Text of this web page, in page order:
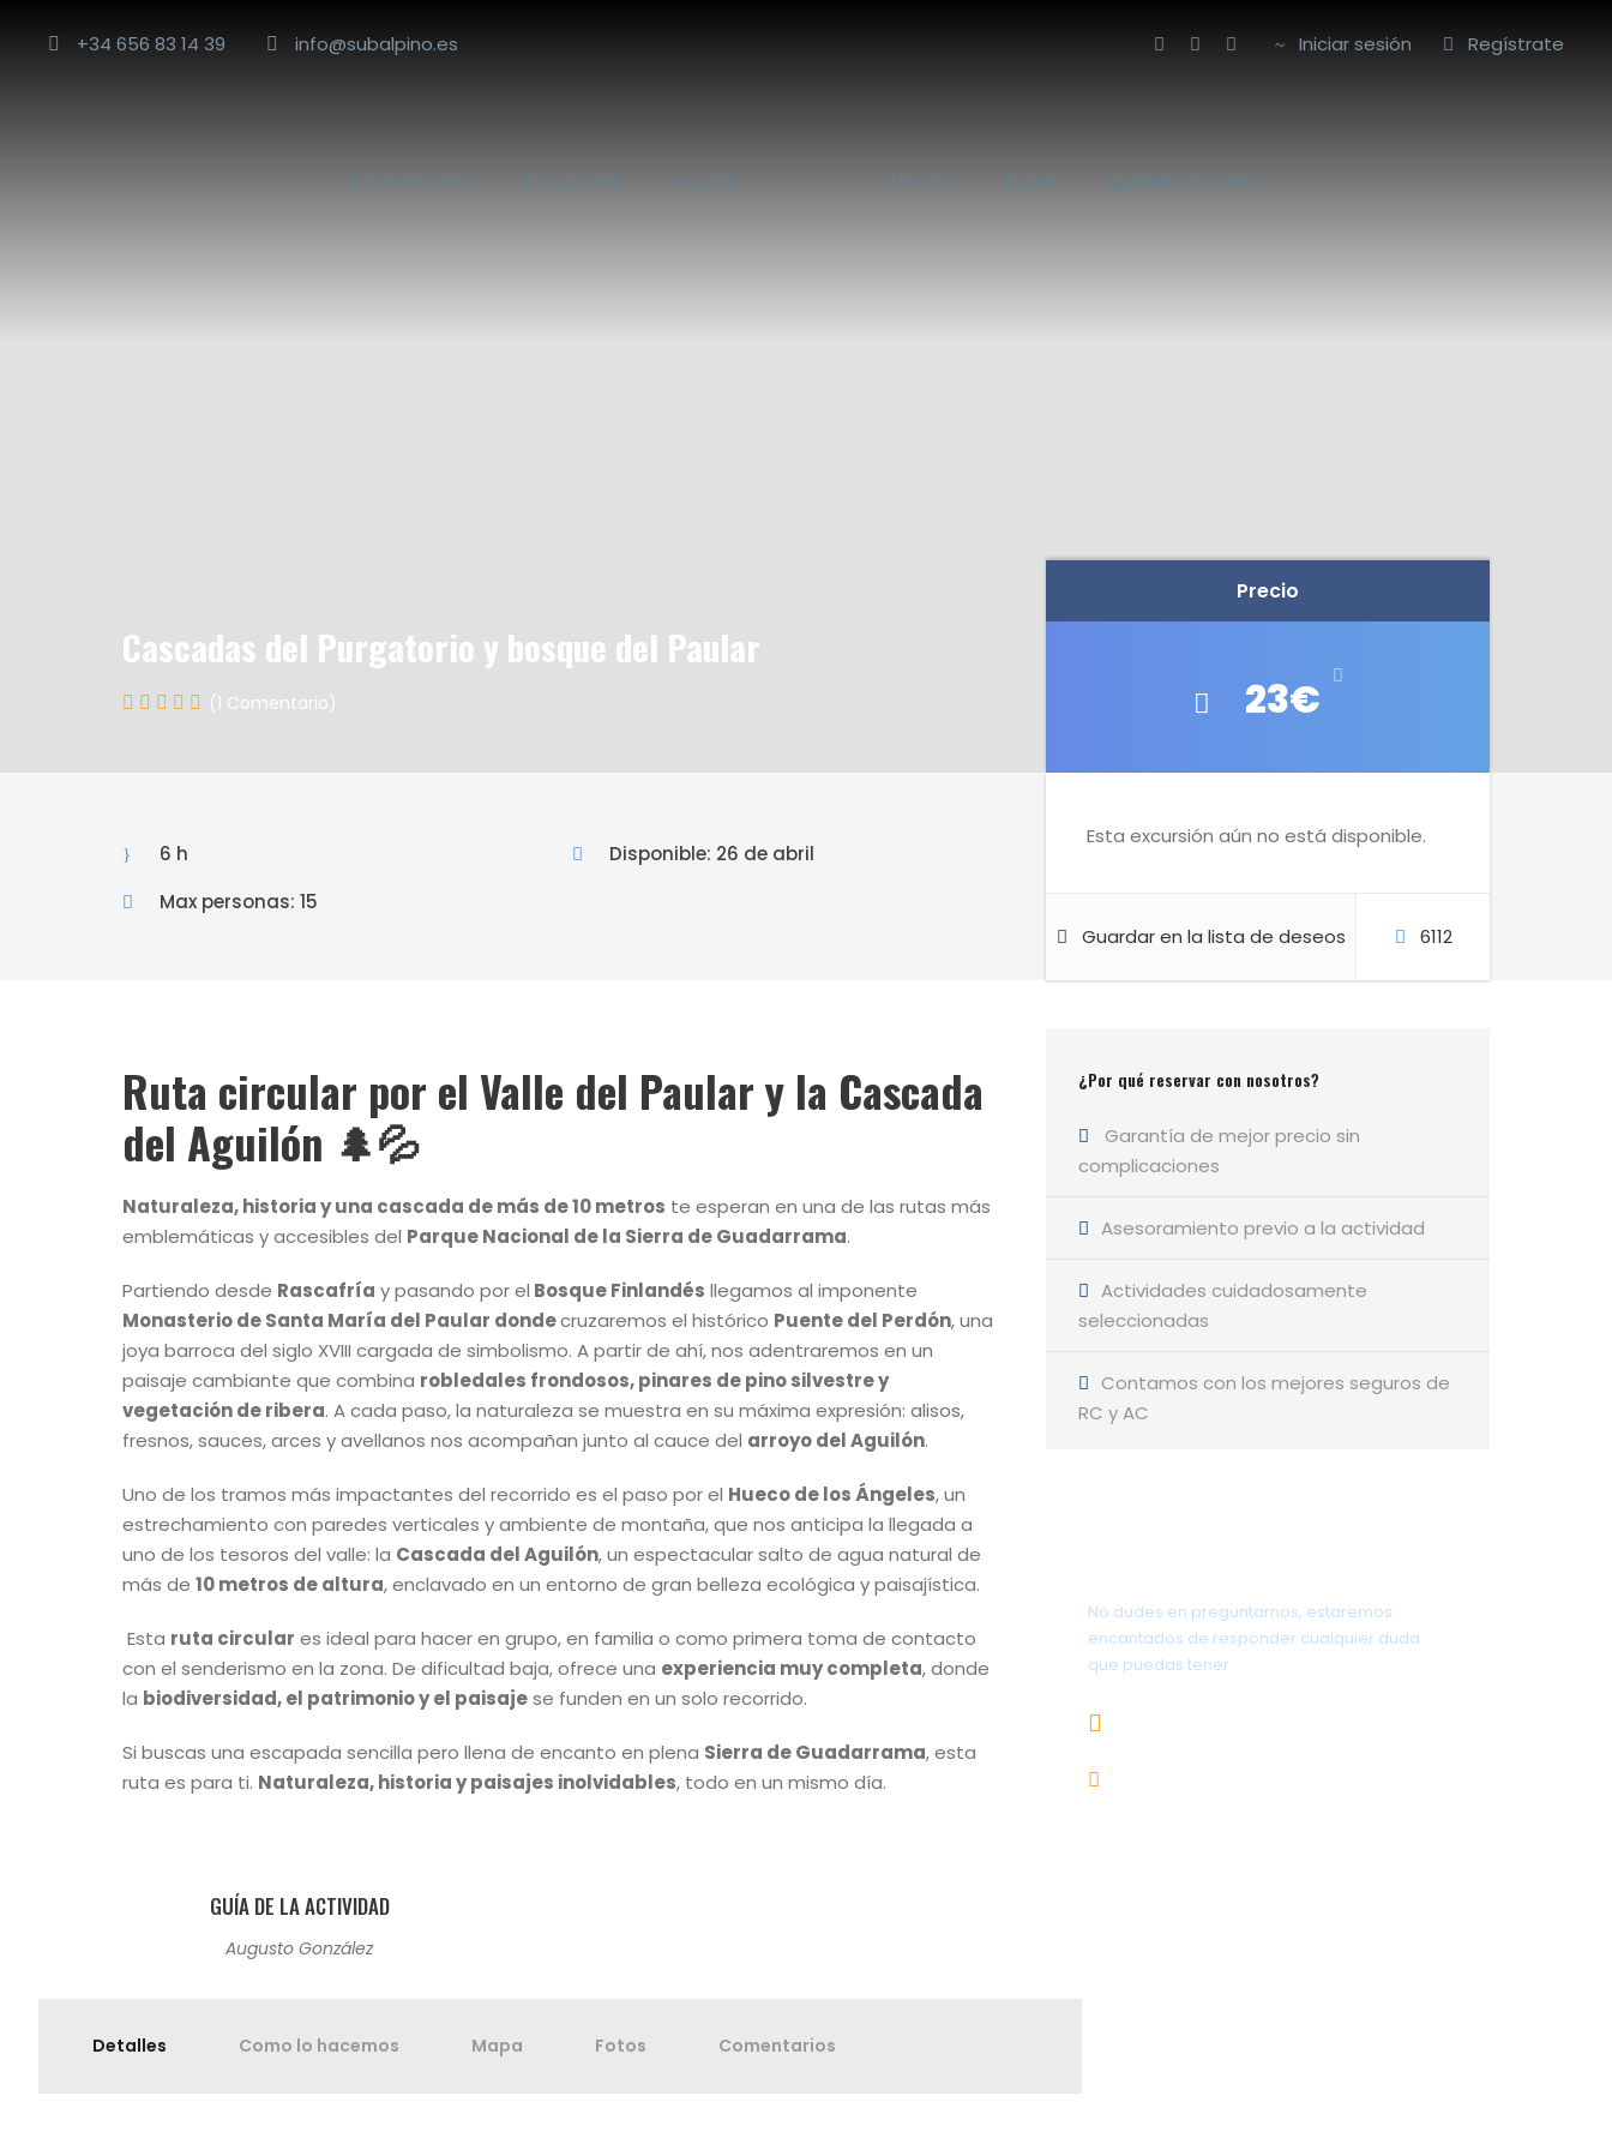
+34 656 83 14 39 info@subalpino.es Iniciar sesión Regístrate
Cascadas del Purgatorio y bosque del Paular
(1 Comentario)
Precio
23€
Esta excursión aún no está disponible.
Guardar en la lista de deseos 6112
¿Por qué reservar con nosotros?
Garantía de mejor precio sin
complicaciones
Asesoramiento previo a la actividad
Actividades cuidadosamente
seleccionadas
Contamos con los mejores seguros de
RC y AC
No dudes en preguntarnos, estaremos
encantados de responder cualquier duda
que puedas tener
6 h
Disponible: 26 de abril
Max personas: 15
Ruta circular por el Valle del Paular y la Cascada
del Aguilón 🌲💦
Naturaleza, historia y una cascada de más de 10 metros te esperan en una de las rutas más
emblemáticas y accesibles del Parque Nacional de la Sierra de Guadarrama.
Partiendo desde Rascafría y pasando por el Bosque Finlandés llegamos al imponente
Monasterio de Santa María del Paular dondecruzaremos el histórico Puente del Perdón, una
joya barroca del siglo XVIII cargada de simbolismo. A partir de ahí, nos adentraremos en un
paisaje cambiante que combina robledales frondosos, pinares de pino silvestre y
vegetación de ribera. A cada paso, la naturaleza se muestra en su máxima expresión: alisos,
fresnos, sauces, arces y avellanos nos acompañan junto al cauce del arroyo del Aguilón.
Uno de los tramos más impactantes del recorrido es el paso por el Hueco de los Ángeles, un
estrechamiento con paredes verticales y ambiente de montaña, que nos anticipa la llegada a
uno de los tesoros del valle: la Cascada del Aguilón, un espectacular salto de agua natural de
más de 10 metros de altura, enclavado en un entorno de gran belleza ecológica y paisajística.
Esta ruta circular es ideal para hacer en grupo, en familia o como primera toma de contacto
con el senderismo en la zona. De dificultad baja, ofrece una experiencia muy completa, donde
la biodiversidad, el patrimonio y el paisajese funden en un solo recorrido.
Si buscas una escapada sencilla pero llena de encanto en plena Sierra de Guadarrama, esta
ruta es para ti. Naturaleza, historia y paisajes inolvidables, todo en un mismo día.
GUÍA DE LA ACTIVIDAD
Augusto González
Detalles Como lo hacemos Mapa Fotos Comentarios